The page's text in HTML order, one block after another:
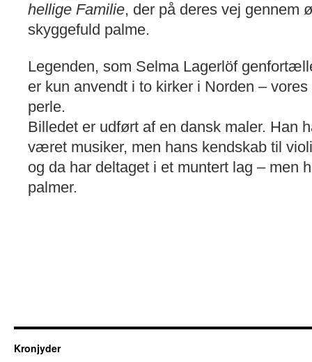
hellige Familie, der på deres vej gennem
skyggefuld palme.
Legenden, som Selma Lagerlöf
er kun anvendt i to kirker i Norden –
perle.
Billedet er udført af en dansk maler. Han
været musiker, men hans kendskab til
og da har deltaget i et muntert lag – men
palmer.
Kronjyder